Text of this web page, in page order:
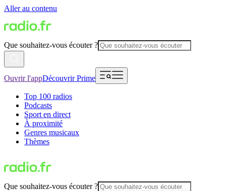
Aller au contenu
Que souhaitez-vous écouter ?
Ouvrir l'appDécouvrir Prime
Top 100 radios
Podcasts
Sport en direct
À proximité
Genres musicaux
Thèmes
Que souhaitez-vous écouter ?